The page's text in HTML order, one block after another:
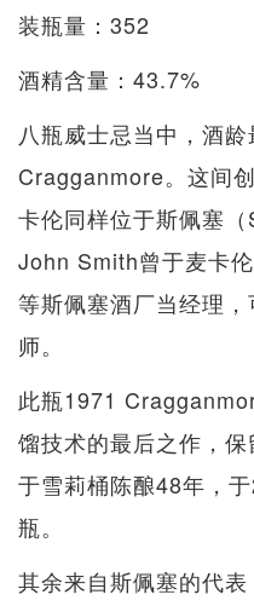
装瓶量：352
酒精含量：43.7%
八瓶威士忌当中，酒
Cragganmore。这间
卡伦同样位于斯佩塞
John Smith曾于麦卡
等斯佩塞酒厂当经理
师。
此瓶1971
馏技术的最后之作，
于雪莉桶陈酿48年，
瓶。
其余来自斯佩塞的代